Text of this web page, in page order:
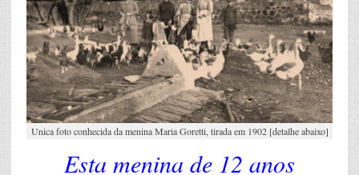
Unica foto conhecida da menina Maria Goretti, tirada em 1902 [detalhe abaixo]
Esta menina de 12 anos